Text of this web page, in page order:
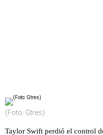
(Foto: Gtres)
Taylor Swift perdió el control